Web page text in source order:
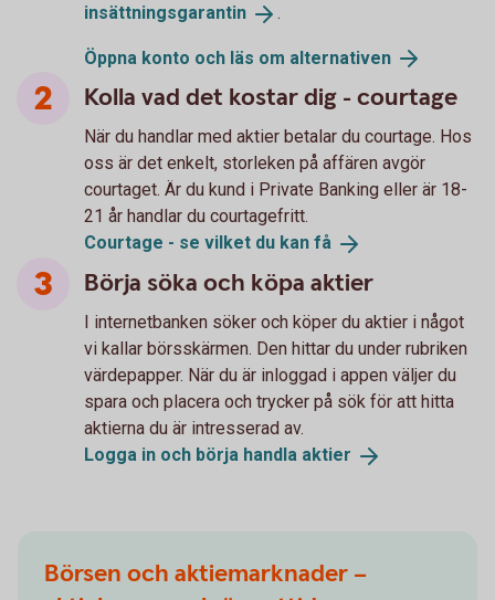
insättningsgarantin
.
Öppna konto och läs om alternativen
Kolla vad det kostar dig - courtage
När du handlar med aktier betalar du courtage. Hos
oss är det enkelt, storleken på affären avgör
courtaget. Är du kund i Private Banking eller är 18-
21 år handlar du courtagefritt.
Courtage - se vilket du kan få
Börja söka och köpa aktier
I internetbanken söker och köper du aktier i något
vi kallar börsskärmen. Den hittar du under rubriken
värdepapper. När du är inloggad i appen väljer du
spara och placera och trycker på sök för att hitta
aktierna du är intresserad av.
Logga in och börja handla aktier
Börsen och aktiemarknader –